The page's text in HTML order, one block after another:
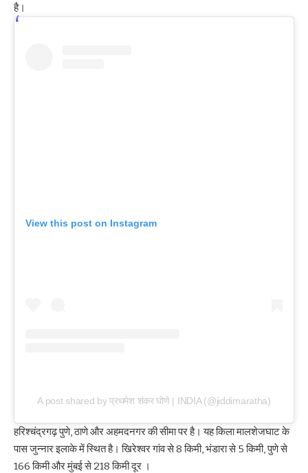
है।
View this post on Instagram
A post shared by प्रथमेश शंकर घोणे | INDIA (@jiddimaratha)
हरिश्चंद्रगढ़ पुणे, ठाणे और अहमदनगर की सीमा पर है। यह किला मालशेजघाट के
पास जुन्नार इलाके में स्थित है। खिरेश्वर गांव से 8 किमी, भंडारा से 5 किमी, पुणे से
166 किमी और मुंबई से 218 किमी दूर ।